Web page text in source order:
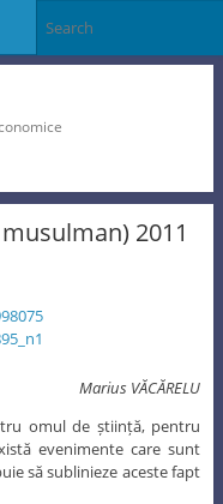
2011
Marius VĂCĂRELU
omul de știință, pentru
evenimente care sunt
să sublinieze aceste fapt